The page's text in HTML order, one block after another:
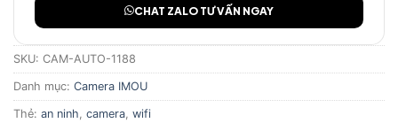
CHAT ZALO TƯ VẤN NGAY
SKU: CAM-AUTO-1188
Danh mục: Camera IMOU
Thẻ: an ninh camera wifi